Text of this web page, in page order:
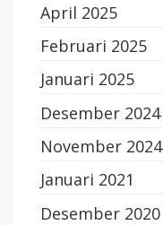
April 2025
Februari 2025
Januari 2025
Desember 2024
November 2024
Januari 2021
Desember 2020